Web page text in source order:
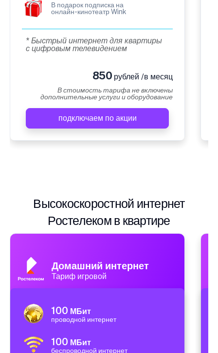
В подарок подписка на
онлайн-кинотеатр Wink
* Быстрый интернет для квартиры
с цифровым телевидением
850 рублей /в месяц
В стоимость тарифа не включены
дополнительные услуги и оборудование
подключаем по акции
Высокоскоростной интернет
Ростелеком в квартире
Домашний интернет
Тариф игровой
100 МБит
проводной интернет
100 МБит
беспроводной интернет